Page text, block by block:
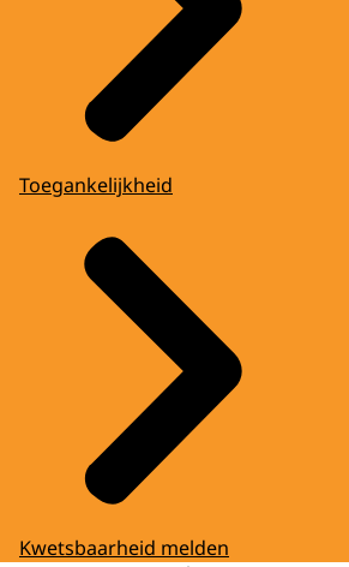
Toegankelijkheid
Kwetsbaarheid melden